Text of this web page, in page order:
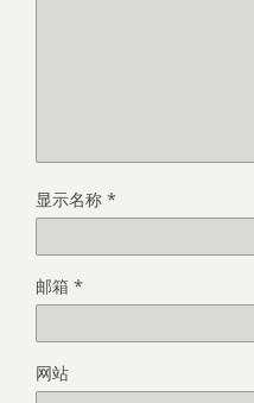
显示名称 *
邮箱 *
网站